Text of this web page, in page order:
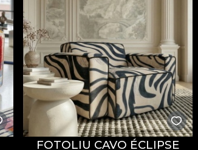
FOTOLIU CAVO ÉCLIPSE